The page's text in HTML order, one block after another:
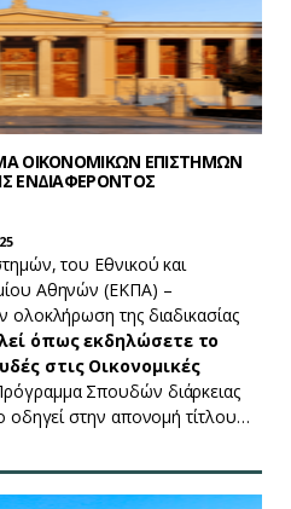
ΟΙΚΟΝΟΜΙΚΩΝ ΕΠΙΣΤΗΜΩΝ
ΕΝΔΙΑΦΕΡΟΝΤΟΣ
του Εθνικού και
Αθηνών (ΕΚΠΑ) –
της διαδικασίας
όπως εκδηλώσετε το
στις Οικονομικές
Σπουδών διάρκειας
στην απονομή τίτλου…